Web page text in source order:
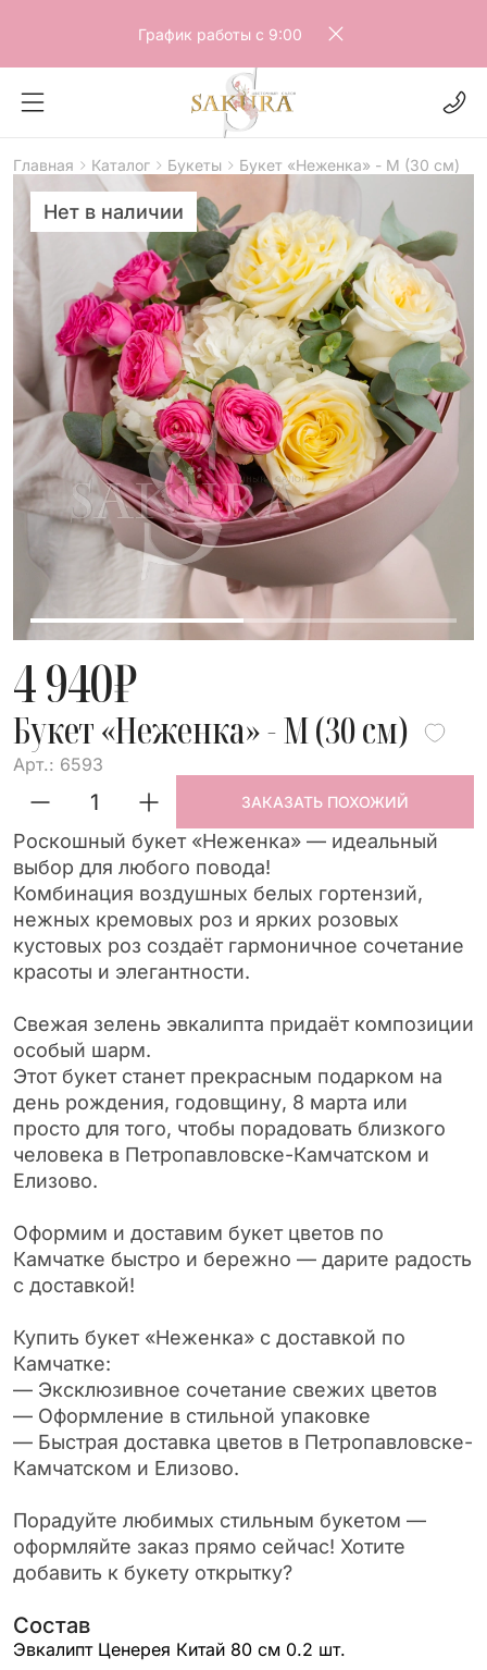
График работы с 9:00
Главная Каталог Букеты Букет «Неженка» - М (30 см)
Нет в наличии
4 940₽
Букет «Неженка» - М (30 см)
Арт.: 6593
ЗАКАЗАТЬ ПОХОЖИЙ
Роскошный букет «Неженка» — идеальный
выбор для любого повода!
Комбинация воздушных белых гортензий,
нежных кремовых роз и ярких розовых
кустовых роз создаёт гармоничное сочетание
красоты и элегантности.
Свежая зелень эвкалипта придаёт композиции
особый шарм.
Этот букет станет прекрасным подарком на
день рождения, годовщину, 8 марта или
просто для того, чтобы порадовать близкого
человека в Петропавловске-Камчатском и
Елизово.
Оформим и доставим букет цветов по
Камчатке быстро и бережно — дарите радость
с доставкой!
Купить букет «Неженка» с доставкой по
Камчатке:
— Эксклюзивное сочетание свежих цветов
— Оформление в стильной упаковке
— Быстрая доставка цветов в Петропавловске-
Камчатском и Елизово.
Порадуйте любимых стильным букетом —
оформляйте заказ прямо сейчас! Хотите
добавить к букету открытку?
Состав
Эвкалипт Ценерея Китай 80 см 0.2 шт.